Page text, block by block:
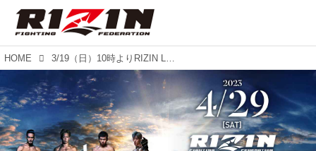
HOME 3/19（日）10時よりRIZIN LANDMARK 5 in YOYOGIのチケット一般発売がスタート！